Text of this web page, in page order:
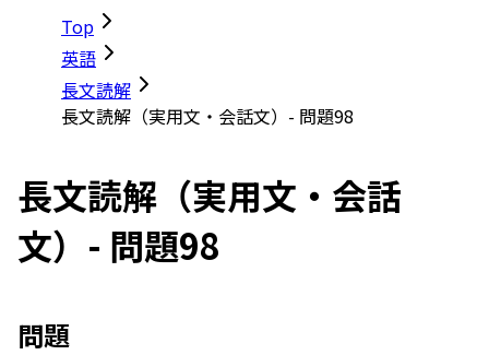
Top
英語
長文読解
長文読解（実用文・会話文）- 問題98
長文読解（実用文・会話
文）- 問題98
問題